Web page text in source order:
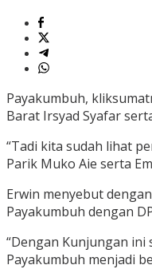
Payakumbuh,
Barat Irsyad Syafar
“Tadi kita sudah lihat
Parik Muko Aie serta
Erwin menyebut
Payakumbuh dengan
“Dengan Kunjungan
Payakumbuh menjadi